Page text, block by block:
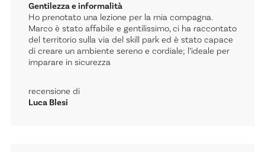
Gentilezza e informalità
Ho prenotato una lezione per la mia compagna.
Marco è stato affabile e gentilissimo, ci ha raccontato
del territorio sulla via del skill park ed è stato capace
di creare un ambiente sereno e cordiale; l’ideale per
imparare in sicurezza
recensione di
Luca Blesi